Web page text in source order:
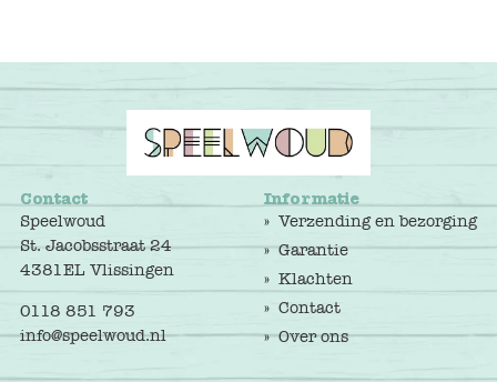
Contact
Speelwoud
St. Jacobsstraat 24
4381EL Vlissingen
0118 851 793
info@speelwoud.nl
Informatie
Verzending en bezorging
Garantie
Klachten
Contact
Over ons